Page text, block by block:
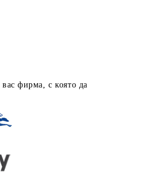
фирма, с която да